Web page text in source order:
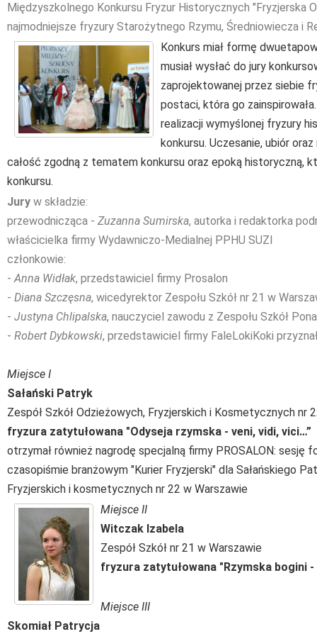
Międzyszkolnego Konkursu Fryzur Historycznych "Fryzjerska
najmodniejsze fryzury Starożytnego Rzymu, Średniowiecza i
Konkurs miał formę
musiał wysłać do jury
zaprojektowanej przez siebie
postaci, która go
realizacji wymyślonej fryzury
konkursu. Uczesanie, ubiór
całość zgodną z tematem konkursu oraz epoką historyczną,
konkursu.
Jury w składzie:
przewodnicząca - Zuzanna Sumirska, autorka i redaktorka
właścicielka firmy Wydawniczo-Medialnej PPHU SUZI
członkowie:
-Anna Widłak, przedstawiciel firmy Prosalon
- Diana Szczęsna, wicedyrektor Zespołu Szkół nr 21 w
- Justyna Chlipalska, nauczyciel zawodu z Zespołu Szkół
- Robert Dybkowski, przedstawiciel firmy FaleLokiKoki
Miejsce I
Sałański Patryk
Zespół Szkół Odzieżowych, Fryzjerskich i Kosmetycznych nr
fryzura zatytułowana "Odyseja rzymska - veni, vidi, vici…”
otrzymał również nagrodę specjalną firmy PROSALON: sesję
czasopiśmie branżowym "Kurier Fryzjerski" dla Sałańskiego
Fryzjerskich i kosmetycznych nr 22 w Warszawie
Miejsce II
Witczak Izabela
Zespół Szkół nr 21 w Warszawie
fryzura zatytułowana "Rzymska bogini -
Miejsce III
Skomiał Patrycja